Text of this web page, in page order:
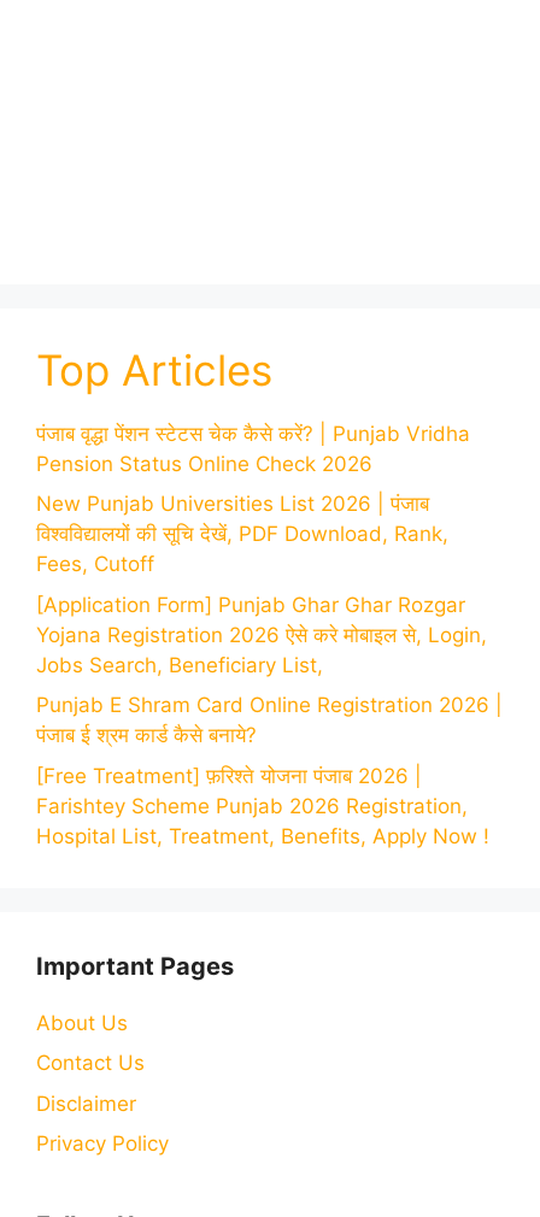
Top Articles
पंजाब वृद्धा पेंशन स्टेटस चेक कैसे करें? | Punjab Vridha
Pension Status Online Check 2026
New Punjab Universities List 2026 | पंजाब
विश्वविद्यालयों की सूचि देखें, PDF Download, Rank,
Fees, Cutoff
[Application Form] Punjab Ghar Ghar Rozgar
Yojana Registration 2026 ऐसे करे मोबाइल से, Login,
Jobs Search, Beneficiary List,
Punjab E Shram Card Online Registration 2026 |
पंजाब ई श्रम कार्ड कैसे बनाये?
[Free Treatment] फ़रिश्ते योजना पंजाब 2026 |
Farishtey Scheme Punjab 2026 Registration,
Hospital List, Treatment, Benefits, Apply Now !
Important Pages
About Us
Contact Us
Disclaimer
Privacy Policy